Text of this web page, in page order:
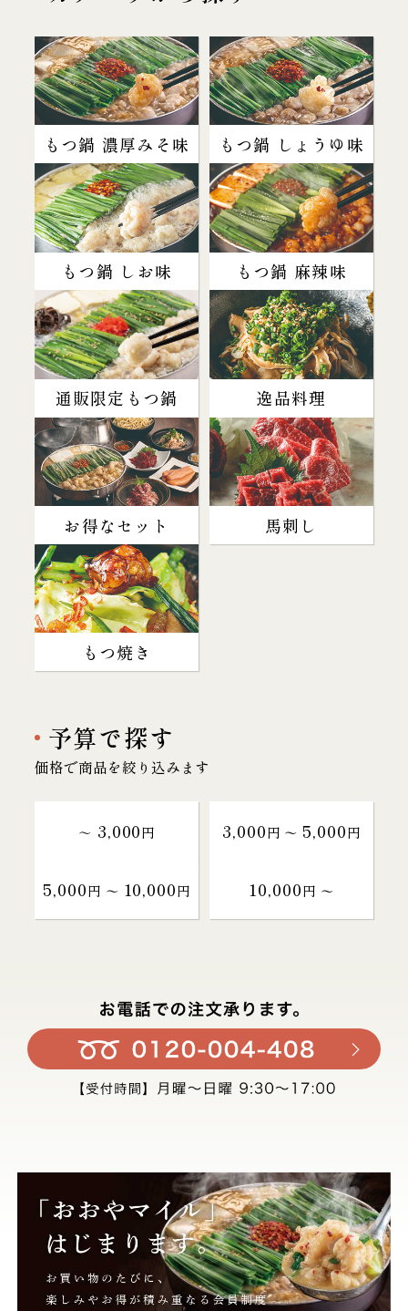
もつ鍋 濃厚みそ味 もつ鍋 しょうゆ味
もつ鍋 しお味 もつ鍋 麻辣味
通販限定もつ鍋 逸品料理
お得なセット 馬刺し
もつ焼き
予算で探す
価格で商品を絞り込みます
～ 3,000円 3,000円 〜 5,000円
5,000円 〜 10,000円 10,000円 〜